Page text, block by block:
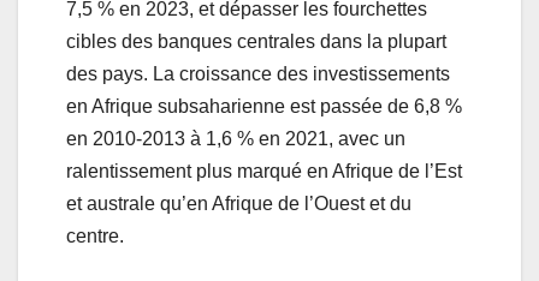
7,5 % en 2023, et dépasser les fourchettes
cibles des banques centrales dans la plupart
des pays. La croissance des investissements
en Afrique subsaharienne est passée de 6,8 %
en 2010-2013 à 1,6 % en 2021, avec un
ralentissement plus marqué en Afrique de l’Est
et australe qu’en Afrique de l’Ouest et du
centre.